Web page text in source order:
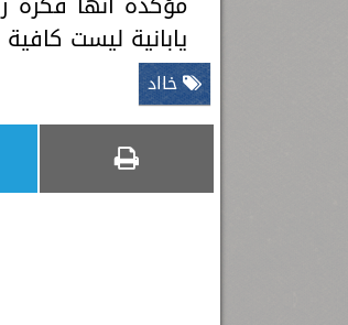
يابانية ليست
خااد